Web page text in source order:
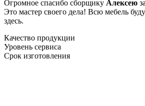
Огромное спасибо сборщику Алексею
Это мастер своего дела! Всю мебель
здесь.
Качество продукции
Уровень сервиса
Срок изготовления